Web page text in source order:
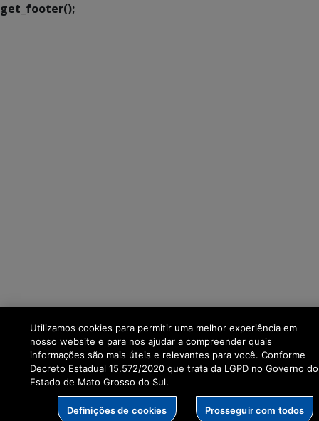
get_footer();
Utilizamos cookies para permitir uma melhor experiência em
nosso website e para nos ajudar a compreender quais
informações são mais úteis e relevantes para você. Conforme
Decreto Estadual 15.572/2020 que trata da LGPD no Governo do
Estado de Mato Grosso do Sul.
Definições de cookies Prosseguir com todos